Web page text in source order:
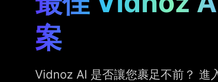
案
Vidnoz AI 是否讓您裹足不前？ 進